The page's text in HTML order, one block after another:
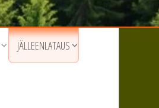
JÄLLEENLATAUS